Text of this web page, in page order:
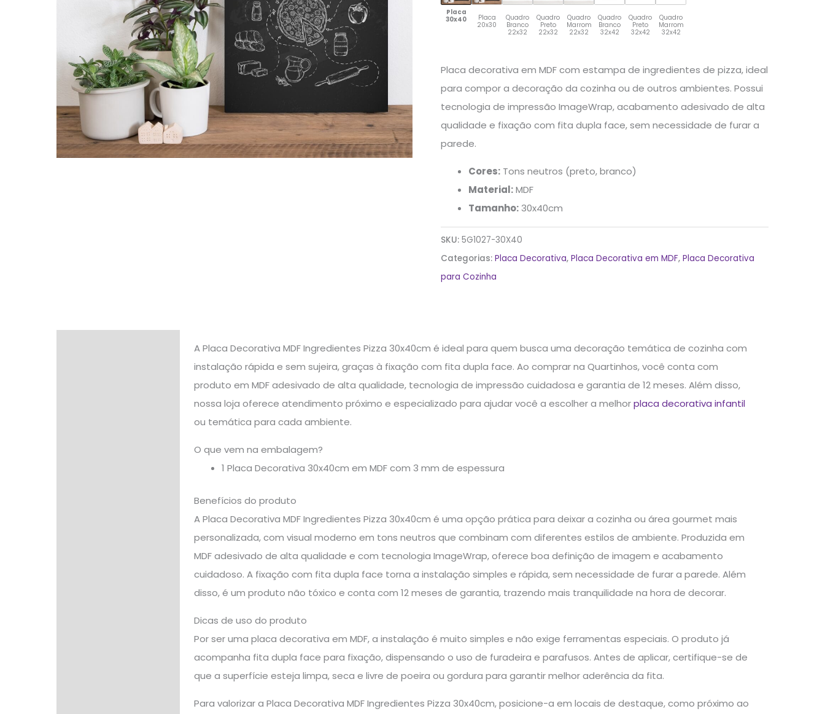
Placa
30x40
Placa
20x30
Quadro
Branco
22x32
Quadro
Preto
22x32
Quadro
Marrom
22x32
Quadro
Branco
32x42
Quadro
Preto
32x42
Quadro
Marrom
32x42
Placa decorativa em MDF com estampa de ingredientes de pizza, ideal
para compor a decoração da cozinha ou de outros ambientes. Possui
tecnologia de impressão ImageWrap, acabamento adesivado de alta
qualidade e fixação com fita dupla face, sem necessidade de furar a
parede.
Cores: Tons neutros (preto, branco)
Material:MDF
Tamanho: 30x40cm
SKU:5G1027-30X40
Categorias:Placa Decorativa,Placa Decorativa em MDF,Placa Decorativa
para Cozinha
A Placa Decorativa MDF Ingredientes Pizza 30x40cm é ideal para quem busca uma decoração temática de cozinha com
instalação rápida e sem sujeira, graças à fixação com fita dupla face. Ao comprar na Quartinhos, você conta com
produto em MDF adesivado de alta qualidade, tecnologia de impressão cuidadosa e garantia de 12 meses. Além disso,
nossa loja oferece atendimento próximo e especializado para ajudar você a escolher a melhorplaca decorativa infantil
ou temática para cada ambiente.
O que vem na embalagem?
1 Placa Decorativa 30x40cm em MDF com 3 mm de espessura
Benefícios do produto
A Placa Decorativa MDF Ingredientes Pizza 30x40cm é uma opção prática para deixar a cozinha ou área gourmet mais
personalizada, com visual moderno em tons neutros que combinam com diferentes estilos de ambiente. Produzida em
MDF adesivado de alta qualidade e com tecnologia ImageWrap, oferece boa definição de imagem e acabamento
cuidadoso. A fixação com fita dupla face torna a instalação simples e rápida, sem necessidade de furar a parede. Além
disso, é um produto não tóxico e conta com 12 meses de garantia, trazendo mais tranquilidade na hora de decorar.
Dicas de uso do produto
Por ser uma placa decorativa em MDF, a instalação é muito simples e não exige ferramentas especiais. O produto já
acompanha fita dupla face para fixação, dispensando o uso de furadeira e parafusos. Antes de aplicar, certifique-se de
que a superfície esteja limpa, seca e livre de poeira ou gordura para garantir melhor aderência da fita.
Para valorizar a Placa Decorativa MDF Ingredientes Pizza 30x40cm, posicione-a em locais de destaque, como próximo ao